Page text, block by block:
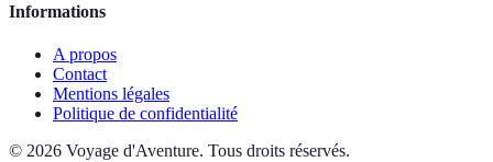
Informations
A propos
Contact
Mentions légales
Politique de confidentialité
© 2026 Voyage d'Aventure. Tous droits réservés.